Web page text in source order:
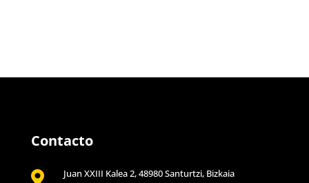
Contacto
 Juan XXIII Kalea 2, 48980 Santurtzi, Bizkaia